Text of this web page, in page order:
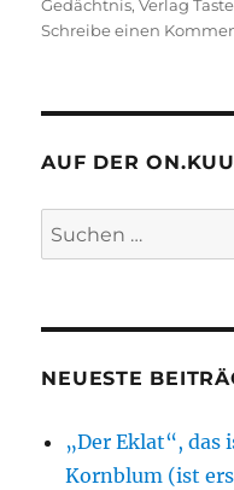
Gedächtnis,Verlag
Schreibe einen
AUF DER
Suchen
nach:
NEUESTE
„Der Eklat“, das
Kornblum (ist